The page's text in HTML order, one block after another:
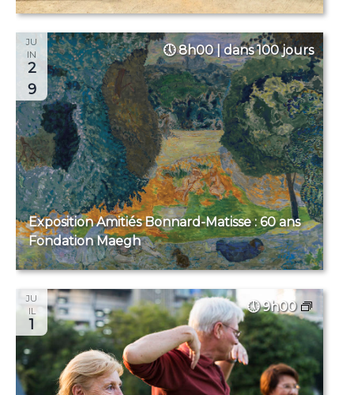
JU
IN
2
9
8h00 | dans 100 jours
Exposition Amitiés Bonnard-Matisse : 60 ans
Fondation Maegh
JU
IL
1
9h00